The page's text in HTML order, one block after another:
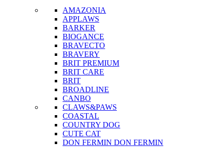
AMAZONIA
APPLAWS
BARKER
BIOGANCE
BRAVECTO
BRAVERY
BRIT PREMIUM
BRIT CARE
BRIT
BROADLINE
CANBO
CLAWS&PAWS
COASTAL
COUNTRY DOG
CUTE CAT
DON FERMIN DON FERMIN